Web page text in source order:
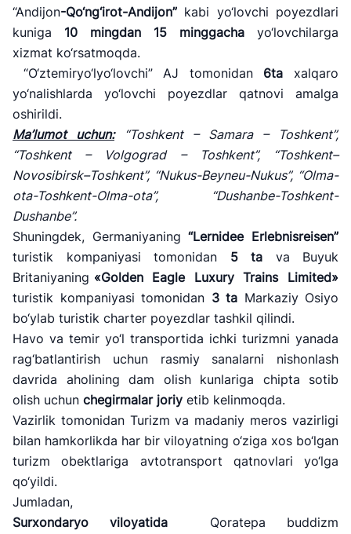
“Andijon-Qo‘ng‘irot-Andijon” kabi yo‘lovchi poyezdlari
kuniga 10 mingdan 15 minggacha yo‘lovchilarga
xizmat ko‘rsatmoqda.
“O‘ztemiryo‘lyo‘lovchi” AJ tomonidan 6ta xalqaro
yo‘nalishlarda yo‘lovchi poyezdlar qatnovi amalga
oshirildi.
Ma’lumot uchun:
“Toshkent – Samara – Toshkent”,
“Toshkent – Volgograd – Toshkent”, “Toshkent–
Novosibirsk–Toshkent”, “Nukus-Beyneu-Nukus”, “Olma-
ota-Toshkent-Olma-ota”, “Dushanbe-Toshkent-
Dushanbe”.
Shuningdek, Germaniyaning“Lernidee Erlebnisreisen”
turistik kompaniyasi tomonidan 5 ta va Buyuk
Britaniyaning «Golden Eagle Luxury Trains Limited»
turistik kompaniyasi tomonidan 3 ta Markaziy Osiyo
bo‘ylab turistik charter poyezdlar tashkil qilindi.
Havo va temir yo‘l transportida ichki turizmni yanada
rag‘batlantirish uchun rasmiy sanalarni nishonlash
davrida aholining dam olish kunlariga chipta sotib
olish uchun chegirmalar joriy etib kelinmoqda.
Vazirlik tomonidan Turizm va madaniy meros vazirligi
bilan hamkorlikda har bir viloyatning o‘ziga xos bo‘lgan
turizm obektlariga avtotransport qatnovlari yo‘lga
qo‘yildi.
Jumladan,
Surxondaryo viloyatida Qoratepa buddizm